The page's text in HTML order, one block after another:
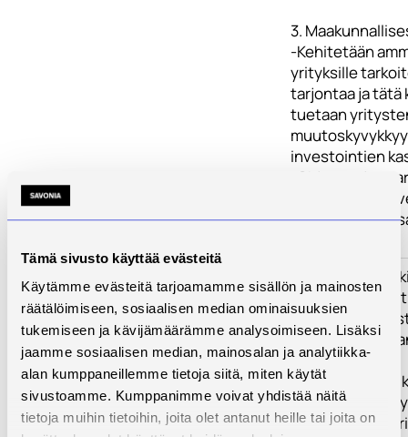
Tämä sivusto käyttää evästeitä
Käytämme evästeitä tarjoamamme sisällön ja mainosten
räätälöimiseen, sosiaalisen median ominaisuuksien
tukemiseen ja kävijämäärämme analysoimiseen. Lisäksi
jaamme sosiaalisen median, mainosalan ja analytiikka-
alan kumppaneillemme tietoja siitä, miten käytät
sivustoamme. Kumppanimme voivat yhdistää näitä
tietoja muihin tietoihin, joita olet antanut heille tai joita on
3.
-Kehitetään
yrityksille
tarjontaa ja tätä
tuetaan
investointien
-Ohjataan ja
alueellisten
Kehittämistarve
Viime vuosien
odottamattomat
(korona,
vaikuttaneet
merkittävästi
kilpailukykyyn